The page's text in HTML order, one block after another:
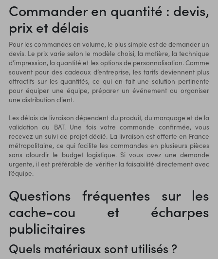
Commander en quantité : devis,
prix et délais
Pour les commandes en volume, le plus simple est de demander un
devis. Le prix varie selon le modèle choisi, la matière, la technique
d’impression, la quantité et les options de personnalisation. Comme
souvent pour des cadeaux d’entreprise, les tarifs deviennent plus
attractifs sur les quantités, ce qui en fait une solution pertinente
pour équiper une équipe, préparer un événement ou organiser
une distribution client.
Les délais de livraison dépendent du produit, du marquage et de la
validation du BAT. Une fois votre commande confirmée, vous
recevez un suivi de projet dédié. La livraison est offerte en France
métropolitaine, ce qui facilite les commandes en plusieurs pièces
sans alourdir le budget logistique. Si vous avez une demande
urgente, il est préférable de vérifier la faisabilité directement avec
l’équipe.
Questions fréquentes sur les
cache-cou et écharpes
publicitaires
Quels matériaux sont utilisés ?